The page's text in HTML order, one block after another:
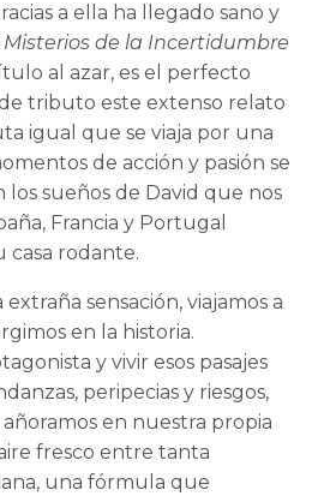
a ella ha llegado sano y
Misterios de la Incertidumbre
al azar, es el perfecto
tributo este extenso relato
igual que se viaja por una
de acción y pasión se
sueños de David que nos
Francia y Portugal
casa rodante.
sensación, viajamos a
en la historia.
y vivir esos pasajes
peripecias y riesgos,
en nuestra propia
fresco entre tanta
una fórmula que